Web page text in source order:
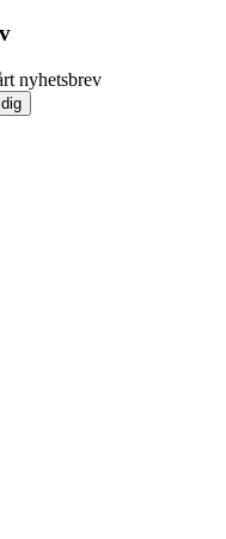
nyhetsbrev